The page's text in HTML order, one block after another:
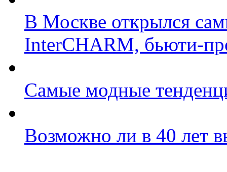
В Москве открылся
InterCHARM, бьюти-
Самые модные
Возможно ли в 40 лет